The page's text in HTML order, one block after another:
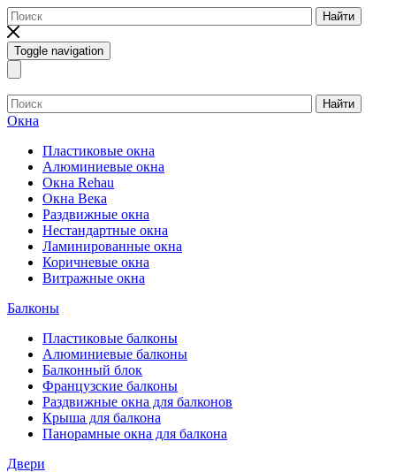
Найти
Toggle navigation
Найти
Окна
Пластиковые окна
Алюминиевые окна
Окна Rehau
Окна Века
Раздвижные окна
Нестандартные окна
Ламинированные окна
Коричневые окна
Витражные окна
Балконы
Пластиковые балконы
Алюминиевые балконы
Балконный блок
Французские балконы
Раздвижные окна для балконов
Крыша для балкона
Панорамные окна для балкона
Двери